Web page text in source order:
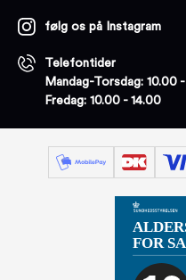
følg os på Instagram
Telefontider
Mandag-Torsdag: 10.00
Fredag: 10.00 - 14.00